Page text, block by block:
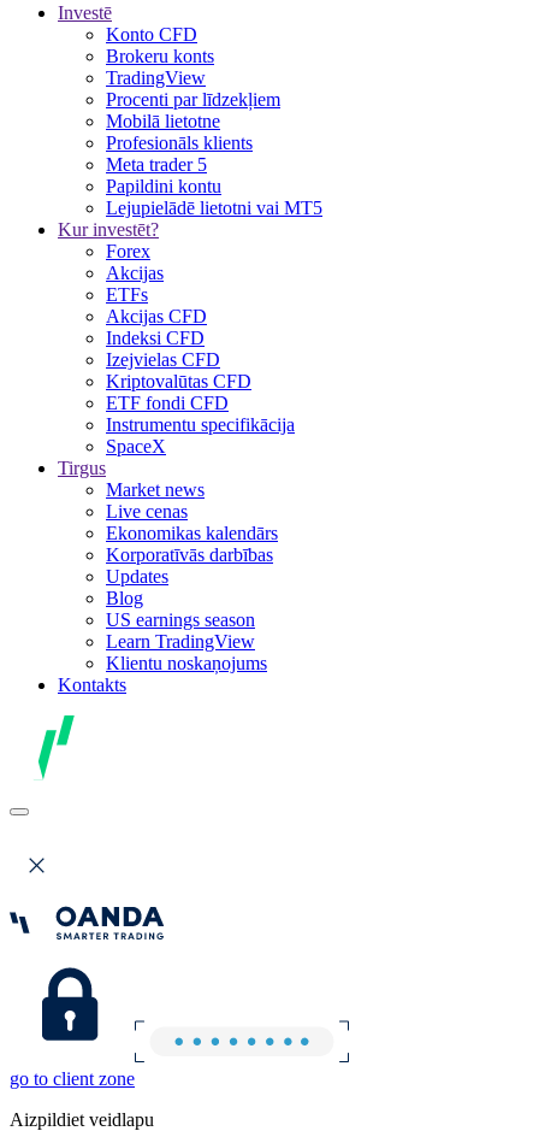
Investē
Konto CFD
Brokeru konts
TradingView
Procenti par līdzekļiem
Mobilā lietotne
Profesionāls klients
Meta trader 5
Papildini kontu
Lejupielādē lietotni vai MT5
Kur investēt?
Forex
Akcijas
ETFs
Akcijas CFD
Indeksi CFD
Izejvielas CFD
Kriptovalūtas CFD
ETF fondi CFD
Instrumentu specifikācija
SpaceX
Tirgus
Market news
Live cenas
Ekonomikas kalendārs
Korporatīvās darbības
Updates
Blog
US earnings season
Learn TradingView
Klientu noskaņojums
Kontakts
go to client zone
Aizpildiet veidlapu